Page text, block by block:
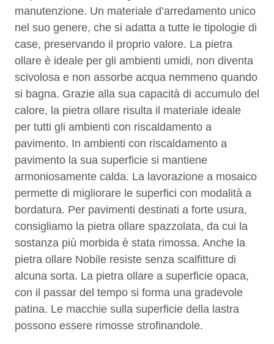
manutenzione. Un materiale d’arredamento unico
nel suo genere, che si adatta a tutte le tipologie di
case, preservando il proprio valore. La pietra
ollare è ideale per gli ambienti umidi, non diventa
scivolosa e non assorbe acqua nemmeno quando
si bagna. Grazie alla sua capacità di accumulo del
calore, la pietra ollare risulta il materiale ideale
per tutti gli ambienti con riscaldamento a
pavimento. In ambienti con riscaldamento a
pavimento la sua superficie si mantiene
armoniosamente calda. La lavorazione a mosaico
permette di migliorare le superfici con modalità a
bordatura. Per pavimenti destinati a forte usura,
consigliamo la pietra ollare spazzolata, da cui la
sostanza più morbida è stata rimossa. Anche la
pietra ollare Nobile resiste senza scalfitture di
alcuna sorta. La pietra ollare a superficie opaca,
con il passar del tempo si forma una gradevole
patina. Le macchie sulla superficie della lastra
possono essere rimosse strofinandole.